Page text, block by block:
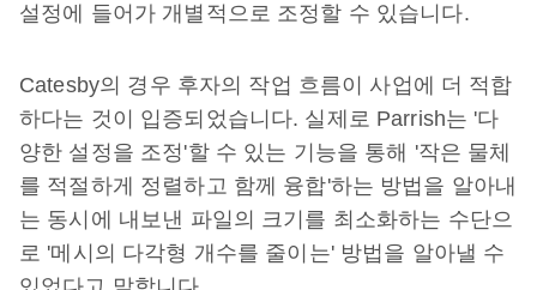
설정에 들어가 개별적으로 조정할 수 있습니다.
Catesby의 경우 후자의 작업 흐름이 사업에 더 적합
하다는 것이 입증되었습니다. 실제로 Parrish는 '다
양한 설정을 조정'할 수 있는 기능을 통해 '작은 물체
를 적절하게 정렬하고 함께 융합'하는 방법을 알아내
는 동시에 내보낸 파일의 크기를 최소화하는 수단으
로 '메시의 다각형 개수를 줄이는' 방법을 알아낼 수